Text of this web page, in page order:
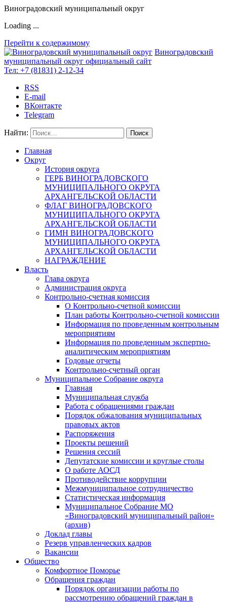
Виноградовский муниципальный округ
Loading ...
Перейти к содержимому
Виноградовский
муниципальный округ официальный сайт
Тел: +7 (81831) 2-12-34
RSS
E-mail
ВКонтакте
Telegram
Найти:
Главная
Округ
История округа
ГЕРБ ВИНОГРАДОВСКОГО
МУНИЦИПАЛЬНОГО ОКРУГА
АРХАНГЕЛЬСКОЙ ОБЛАСТИ
ФЛАГ ВИНОГРАДОВСКОГО
МУНИЦИПАЛЬНОГО ОКРУГА
АРХАНГЕЛЬСКОЙ ОБЛАСТИ
ГИМН ВИНОГРАДОВСКОГО
МУНИЦИПАЛЬНОГО ОКРУГА
АРХАНГЕЛЬСКОЙ ОБЛАСТИ
НАГРАЖДЕНИЕ
Власть
Глава округа
Администрация округа
Контрольно-счетная комиссия
О Контрольно-счетной комиссии
План работы Контрольно-счетной комиссии
Информация по проведенным контрольным
мероприятиям
Информация по проведенным экспертно-
аналитическим мероприятиям
Годовые отчеты
Контрольно-счетный орган
Муниципальное Собрание округа
Главная
Муниципальная служба
Работа с обращениями граждан
Порядок обжалования муниципальных
правовых актов
Распоряжения
Проекты решений
Решения сессий
Депутатские комиссии и круглые столы
О работе АОСД
Противодействие коррупции
Межмуниципальное сотрудничество
Статистическая информация
Муниципальное Собрание МО
«Виноградовский муниципальный район»
(архив)
Доклад главы
Резерв управленческих кадров
Вакансии
Общество
Комфортное Поморье
Обращения граждан
Порядок организации работы по
рассмотрению обращений граждан в